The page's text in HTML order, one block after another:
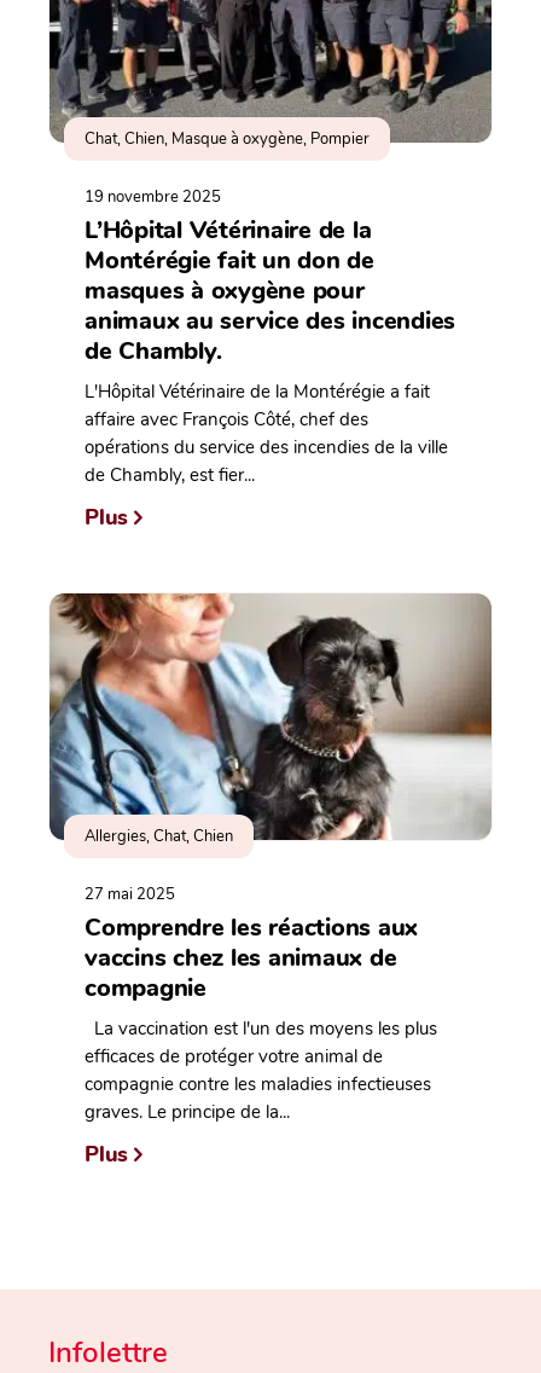
Chat, Chien, Masque à oxygène, Pompier
19 novembre 2025
L’Hôpital Vétérinaire de la
Montérégie fait un don de
masques à oxygène pour
animaux au service des incendies
de Chambly.
L'Hôpital Vétérinaire de la Montérégie a fait
affaire avec François Côté, chef des
opérations du service des incendies de la ville
de Chambly, est fier...
Plus
Allergies, Chat, Chien
27 mai 2025
Comprendre les réactions aux
vaccins chez les animaux de
compagnie
La vaccination est l'un des moyens les plus
efficaces de protéger votre animal de
compagnie contre les maladies infectieuses
graves. Le principe de la...
Plus
Infolettre